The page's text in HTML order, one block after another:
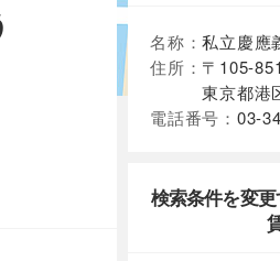
名称：私立慶應
住所： 〒105-
東京都港
電話番号： 03-
検索条件を変